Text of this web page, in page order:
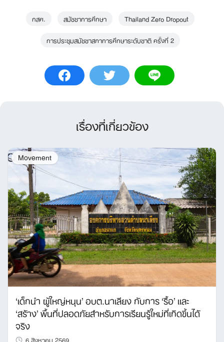
กสศ. สมัชชาการศึกษา
Thailand Zero Dropout
การประชุมสมัชชาสภาการศึกษาระดับชาติ ครั้งที่ 2
เรื่องที่เกี่ยวข้อง
Movement
‘เด็กนำ ผู้ใหญ่หนุน’ อบต.นาเลียง กับการ ‘รื้อ’ และ
‘สร้าง’ พื้นที่ปลอดภัยสำหรับการเรียนรู้ใหม่ที่เกิดขึ้นได้
จริง
6 สิงหาคม 2569